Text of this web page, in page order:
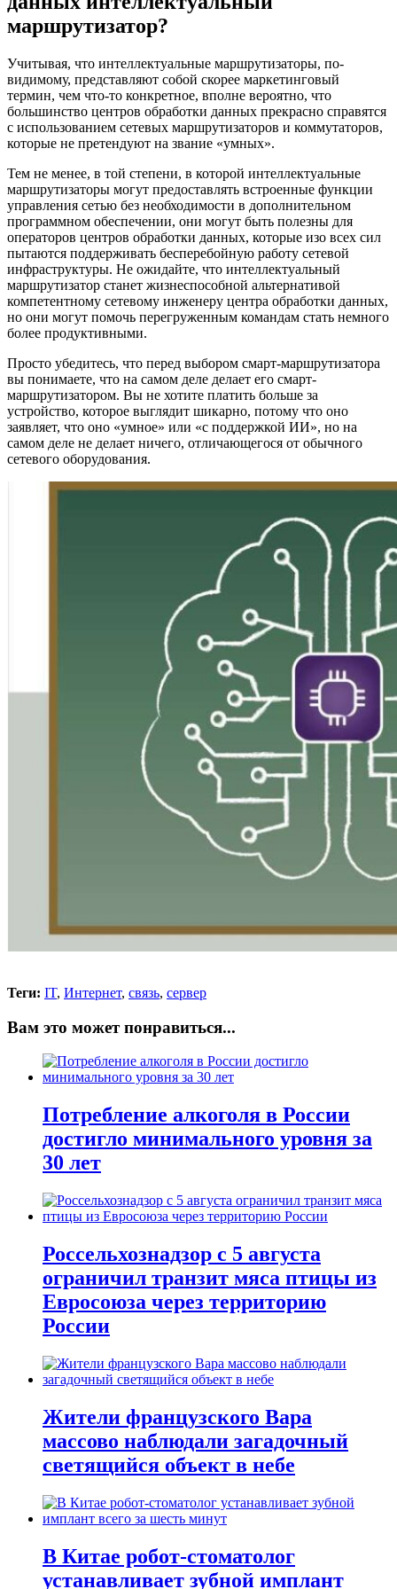
маршрутизатор?
Учитывая, что интеллектуальные маршрутизаторы, по-
видимому, представляют собой скорее маркетинговый
термин, чем что-то конкретное, вполне вероятно, что
большинство центров обработки данных прекрасно справятся
с использованием сетевых маршрутизаторов и коммутаторов,
которые не претендуют на звание «умных».
Тем не менее, в той степени, в которой интеллектуальные
маршрутизаторы могут предоставлять встроенные функции
управления сетью без необходимости в дополнительном
программном обеспечении, они могут быть полезны для
операторов центров обработки данных, которые изо всех сил
пытаются поддерживать бесперебойную работу сетевой
инфраструктуры. Не ожидайте, что интеллектуальный
маршрутизатор станет жизнеспособной альтернативой
компетентному сетевому инженеру центра обработки данных,
но они могут помочь перегруженным командам стать немного
более продуктивными.
Просто убедитесь, что перед выбором смарт-маршрутизатора
вы понимаете, что на самом деле делает его смарт-
маршрутизатором. Вы не хотите платить больше за
устройство, которое выглядит шикарно, потому что оно
заявляет, что оно «умное» или «с поддержкой ИИ», но на
самом деле не делает ничего, отличающегося от обычного
сетевого оборудования.
Теги: IT, Интернет, связь, сервер
Вам это может понравиться...
Потребление алкоголя в России
достигло минимального уровня за
30 лет
Россельхознадзор с 5 августа
ограничил транзит мяса птицы из
Евросоюза через территорию
России
Жители французского Вара
массово наблюдали загадочный
светящийся объект в небе
В Китае робот-стоматолог
устанавливает зубной имплант